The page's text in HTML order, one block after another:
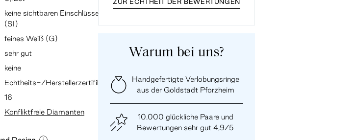
keine sichtbaren Einschlüsse
(SI)
feines Weiß (G)
sehr gut
keine
Echtheits-/Herstellerzertifikat
16
Konfliktfreie Diamanten
Warum bei uns?
Handgefertigte Verlobungsringe
aus der Goldstadt Pforzheim
10.000 glückliche Paare und
Bewertungen sehr gut 4,9/5